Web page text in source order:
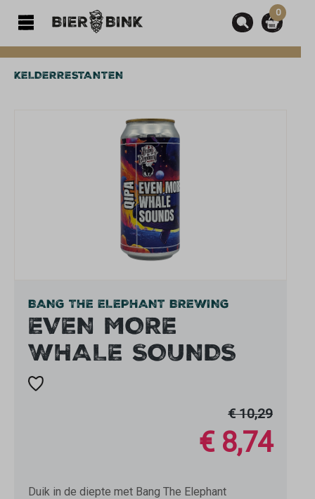
0
KELDERRESTANTEN
Afbeeldingengalerij overslaan
BANG THE ELEPHANT BREWING
EVEN MORE
WHALE SOUNDS
€ 10,29
€ 8,74
Duik in de diepte met Bang The Elephant